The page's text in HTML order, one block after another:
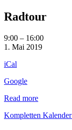
Radtour
Radtour
9:00 – 16:00
1. Mai 2019
iCal
Google
Read more
Kompletten Kalender